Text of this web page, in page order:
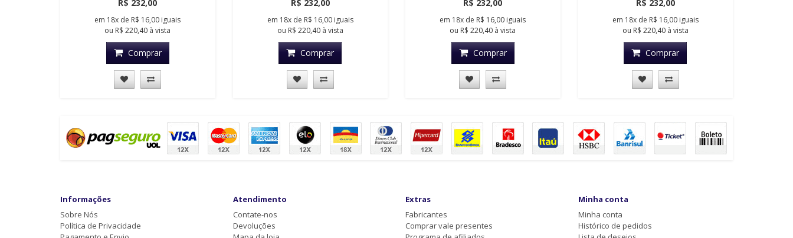
R$ 232,00
em 18x de R$ 16,00 iguais
ou R$ 220,40 à vista
Comprar
R$ 232,00
em 18xde R$ 16,00 iguais
ou R$ 220,40à vista
Comprar
R$ 232,00
em 18x de R$ 16,00 iguais
ou R$ 220,40 à vista
Comprar
R$ 232,00
em 18xde R$ 16,00 iguais
ou R$ 220,40à vista
Comprar
Informações
Sobre Nós
Política de Privacidade
Atendimento
Contate-nos
Devoluções
Extras
Fabricantes
Comprar vale presentes
Minha conta
Minha conta
Histórico de pedidos